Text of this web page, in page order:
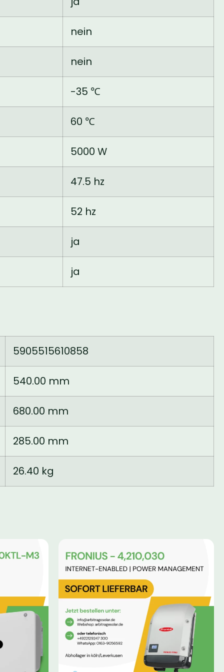
nein
nein
-35 ℃
60 ℃
5000 W
47.5 hz
52 hz
ja
ja
5905515610858
540.00 mm
680.00 mm
285.00 mm
26.40 kg